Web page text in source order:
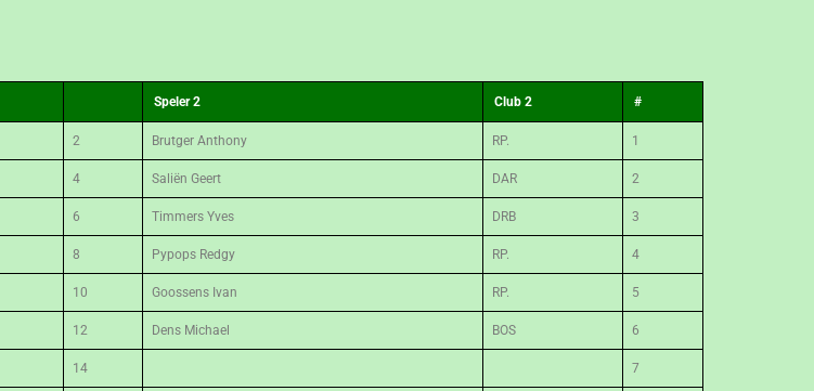
Speler 2 Club 2 #
2 Brutger Anthony RP. 1
4 Saliën Geert DAR 2
6 Timmers Yves DRB 3
8 Pypops Redgy RP. 4
10 Goossens Ivan RP. 5
12 Dens Michael BOS 6
14 7